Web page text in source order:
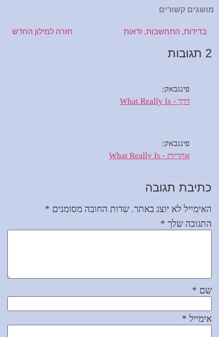
מושגים קשורים
חזרה למילון החדש בדידות, התחשבות, ודאות
2 תגובות
פינגבאק:
דרך - What Really Is
פינגבאק:
אחריות - What Really Is
כתיבת תגובה
האימייל לא יוצג באתר. שדות החובה מסומנים *
התגובה שלך *
שם *
אימייל *